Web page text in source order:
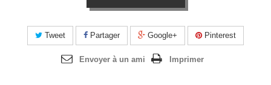
Tweet Partager Google+ Pinterest
Envoyer à un ami Imprimer